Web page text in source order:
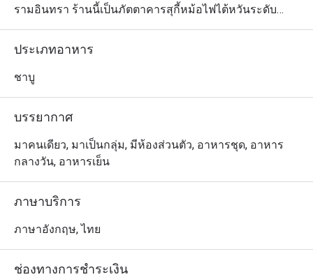
รามอินทรา ร้านนี้เป็นภัตตาคารสุกี้หม้อไฟไต้หวันระดับ
พรีเมียม ที่คัดสรรเฉพาะวัตถุดิบคุณภาพเยี่ยม เช่น หมูคุโร
บูตะและเนื้อวากิวเอ4/เอ5 มาให้ลูกค้าได้เพลิดเพลินกันแบบ
และเน้นแบบซดแล้วดีต่อสุขภาพด้วย เช่น น้ำซุปครีมกระดูก
ประเภทอาหาร
ชาบู
บรรยากาศ
มาคนเดียว, มาเป็นกลุ่ม, มีห้องส่วนตัว, อาหารชุด, อาหาร
กลางวัน, อาหารเย็น
ภาษาบริการ
ภาษาอังกฤษ, ไทย
ช่องทางการชำระเงิน